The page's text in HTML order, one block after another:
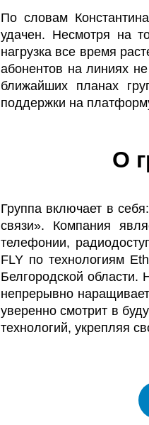
По словам
удачен. Несмотря на
нагрузка все время
абонентов на линиях
ближайших планах
поддержки на
О
Группа включает в
связи». Компания
телефонии,
FLY по технологиям
Белгородской области.
непрерывно
уверенно смотрит в
технологий, укрепляя